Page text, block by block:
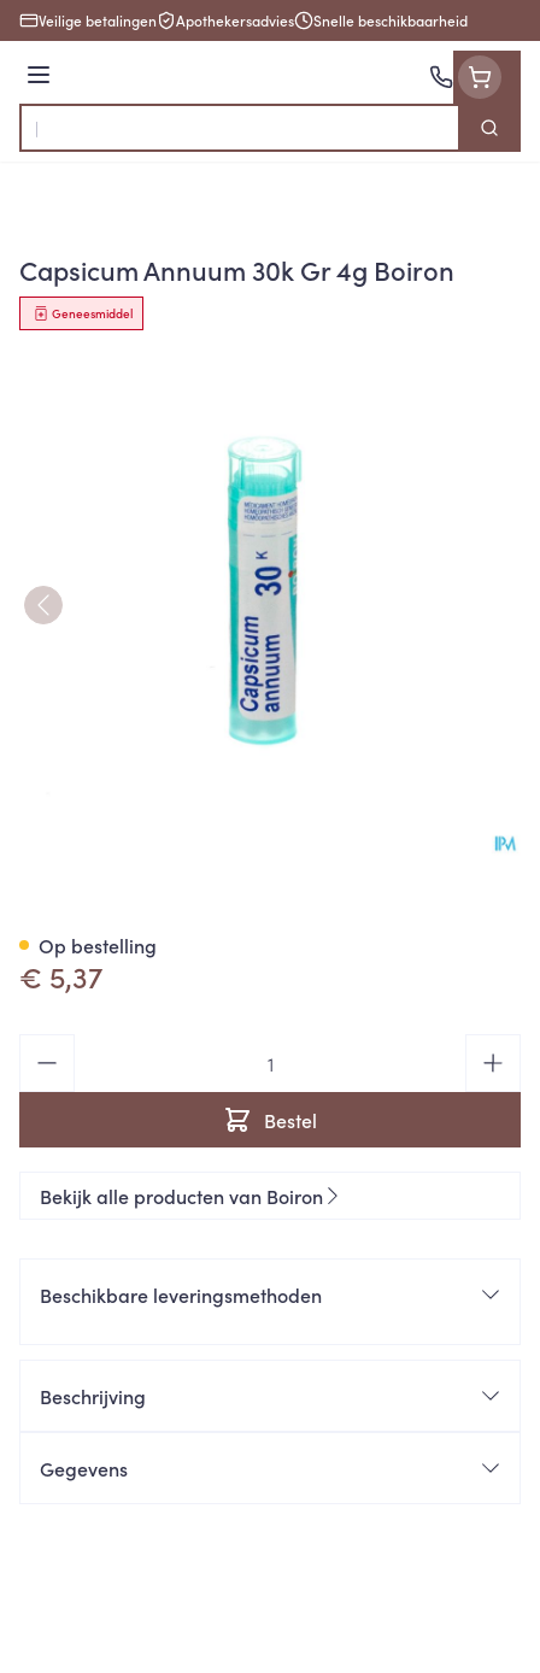
Ga naar de inhoud
Veilige betalingen Apothekersadvies Snelle beschikbaarheid
Menu
Product, merk, categorie...
Zoek
Capsicum Annuum 30k Gr 4g Boiron
Geneesmiddel
€ 5,37
Bestel
Op bestelling
Bekijk alle producten van Boiron
Beschikbare leveringsmethoden
Beschrijving
Gegevens